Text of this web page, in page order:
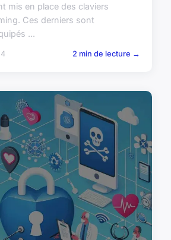
mis en place des claviers
Ces derniers sont
...
2 min de lecture →